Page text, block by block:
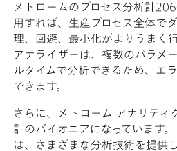
メトロームのプロセス分析計
用すれば、生産プロセス全体で
理、回避、最小化がよりうまく
アナライザーは、複数のパラメ
ルタイムで分析できるため、エ
できます。
さらに、メトローム アナリティ
計のパイオニアになっています
は、さまざまな分析技術を提供